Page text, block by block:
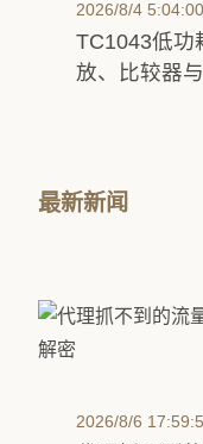
2026/8/4 5:04:00
TC1043低功
放、比较器
最新新闻
2026/8/6